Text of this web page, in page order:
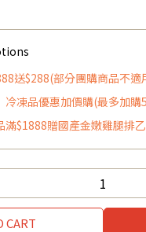
送$288(部分團購商品不適
冷凍品優惠加價購(最多加購
滿$1888贈國產金嫩雞腿排
CART